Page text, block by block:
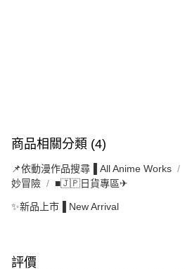
商品相關分類 (4)
📌依動漫作品搜尋▐ All Anime Works
妙冒險
■🇯🇵日貨專區✈
✨新品上市▐ New Arrival
評價